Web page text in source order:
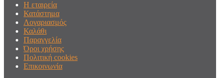
Η εταιρεία
Κατάστημα
Λογαριασμός
Καλάθι
Παραγγελία
Όροι χρήσης
Πολιτική cookies
Επικοινωνία